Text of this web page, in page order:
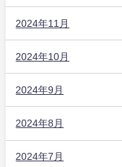
2024年11月
2024年10月
2024年9月
2024年8月
2024年7月